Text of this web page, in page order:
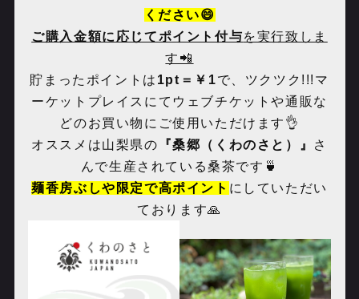
ください😄
ご購入金額に応じてポイント付与を実行致しま
す📲
貯まったポイントは 1pt ＝￥ 1で、ツクツク !!! マ
ーケットプレイスにてウェブチケットや通販な
どのお買い物にご使用いただけます👌
オススメは山梨県の 『桑郷（くわのさと）』
さ
んで生産されている桑茶です🍵
麺香房ぶしや限定で高ポイント にしていただい
ております🙏